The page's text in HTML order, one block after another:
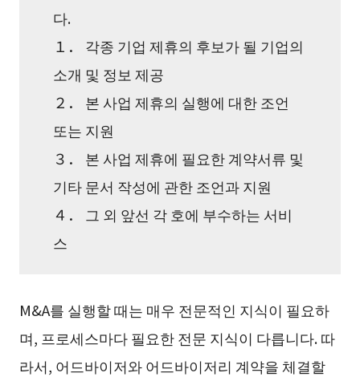
다.
１． 각종 기업 제휴의 후보가 될 기업의
소개 및 정보 제공
２． 본 사업 제휴의 실행에 대한 조언
또는 지원
３． 본 사업 제휴에 필요한 계약서류 및
기타 문서 작성에 관한 조언과 지원
４． 그 외 앞선 각 호에 부수하는 서비
스
M&A를 실행할 때는 매우 전문적인 지식이 필요하
며, 프로세스마다 필요한 전문 지식이 다릅니다. 따
라서, 어드바이저와 어드바이저리 계약을 체결할